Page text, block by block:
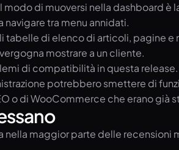
di muoversi nella dashboard
tra menu annidati.
di elenco di articoli, pagine
mostrare a un cliente.
di compatibilità in questa
potrebbero smettere di
o di WooCommerce che erano già
nella maggior parte delle